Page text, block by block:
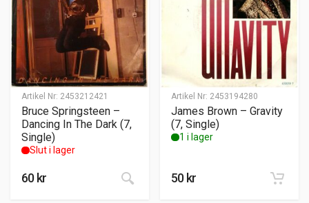
Artikel Nr: 2453212421
Bruce Springsteen –
Dancing In The Dark (7,
Single)
Slut i lager
60 kr
Artikel Nr: 2453194280
James Brown – Gravity
(7, Single)
1 i lager
50 kr